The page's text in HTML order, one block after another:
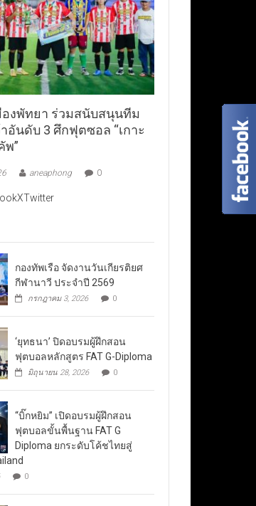
องพัทยา ร่วมสนับสนุนทีม
อันดับ 3 ศึกฟุตซอล “เกาะ
พ”
aneaphong 0
กองทัพเรือ จัดงานวันเกียรติยศ
กีฬานาวี ประจำปี 2569
กรกฎาคม 3, 2026 0
‘ยุทธนา’ ปิดอบรมผู้ฝึกสอน
ฟุตบอลหลักสูตร FAT G-Diploma
มิถุนายน 28, 2026 0
“บิ๊กหยิม” เปิดอบรมผู้ฝึกสอน
ฟุตบอลขั้นพื้นฐาน FAT G
Diploma ยกระดับโค้ชไทยสู่
0